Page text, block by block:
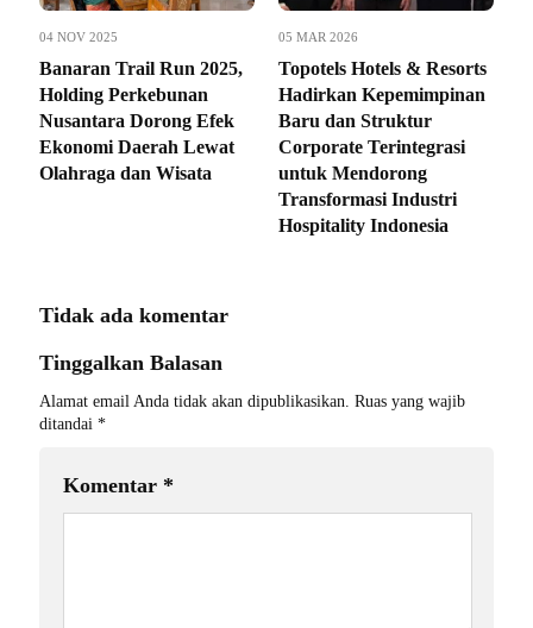
04 NOV 2025
Banaran Trail Run 2025,
Holding Perkebunan
Nusantara Dorong Efek
Ekonomi Daerah Lewat
Olahraga dan Wisata
05 MAR 2026
Topotels Hotels & Resorts
Hadirkan Kepemimpinan
Baru dan Struktur
Corporate Terintegrasi
untuk Mendorong
Transformasi Industri
Hospitality Indonesia
Tidak ada komentar
Tinggalkan Balasan
Alamat email Anda tidak akan dipublikasikan. Ruas yang wajib
ditandai *
Komentar *